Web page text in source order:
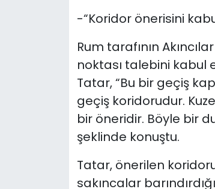
-“Koridor önerisini
Rum tarafının
noktası talebini kabul
Tatar, “Bu bir geçiş
geçiş koridorudur.
bir öneridir. Böyle bir
şeklinde konuştu.
Tatar, önerilen
sakıncalar